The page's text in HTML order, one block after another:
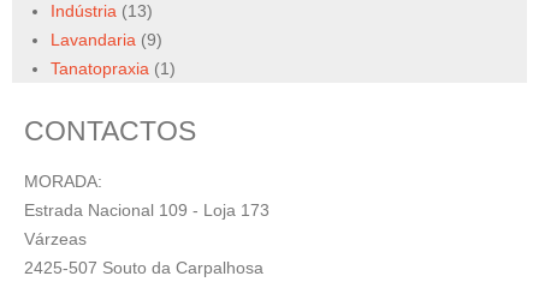
Indústria (13)
Lavandaria (9)
Tanatopraxia (1)
CONTACTOS
MORADA:
Estrada Nacional 109 - Loja 173
Várzeas
2425-507 Souto da Carpalhosa